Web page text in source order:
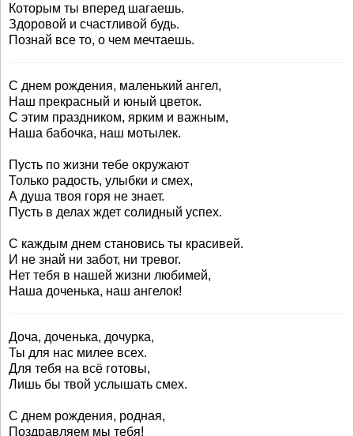
Которым ты вперед шагаешь.
Здоровой и счастливой будь.
Познай все то, о чем мечтаешь.
С днем рождения, маленький ангел,
Наш прекрасный и юный цветок.
С этим праздником, ярким и важным,
Наша бабочка, наш мотылек.
Пусть по жизни тебе окружают
Только радость, улыбки и смех,
А душа твоя горя не знает.
Пусть в делах ждет солидный успех.
С каждым днем становись ты красивей.
И не знай ни забот, ни тревог.
Нет тебя в нашей жизни любимей,
Наша доченька, наш ангелок!
Доча, доченька, дочурка,
Ты для нас милее всех.
Для тебя на всё готовы,
Лишь бы твой услышать смех.
С днем рождения, родная,
Поздравляем мы тебя!